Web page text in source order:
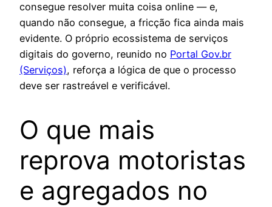
consegue resolver muita coisa online — e,
quando não consegue, a fricção fica ainda mais
evidente. O próprio ecossistema de serviços
digitais do governo, reunido no Portal Gov.br
(Serviços), reforça a lógica de que o processo
deve ser rastreável e verificável.
O que mais
reprova motoristas
e agregados no